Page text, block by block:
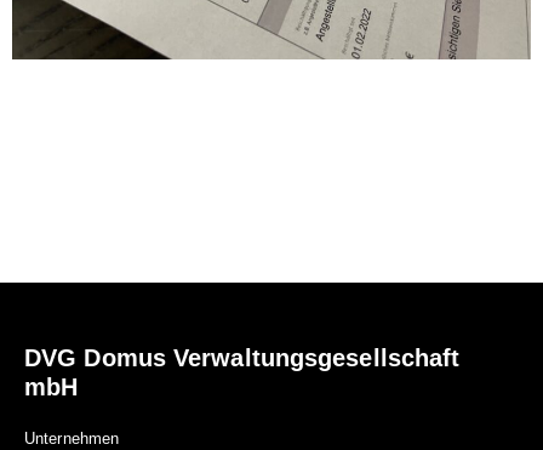
DVG Domus Verwaltungsgesellschaft
mbH
Unternehmen